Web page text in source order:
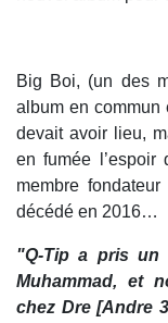
Big Boi, (un des
album en commun
devait avoir lieu,
en fumée
membre fondateur
décédé en 2016…
"Q-Tip a pris un
Muhammad, et
chez Dre [Andre